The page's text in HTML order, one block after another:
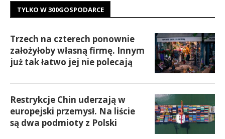
TYLKO W 300GOSPODARCE
Trzech na czterech ponownie
założyłoby własną firmę. Innym
już tak łatwo jej nie polecają
Restrykcje Chin uderzają w
europejski przemysł. Na liście
są dwa podmioty z Polski